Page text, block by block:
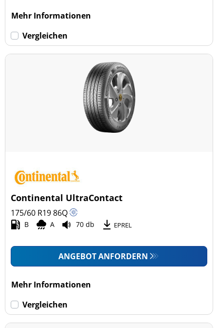
Keine Run-flat (5)
Mehr Informationen
Vergleichen
Continental UltraContact
175/60 R1986Q
B A 70 db EPREL
ANGEBOT ANFORDERN
Mehr Informationen
Vergleichen